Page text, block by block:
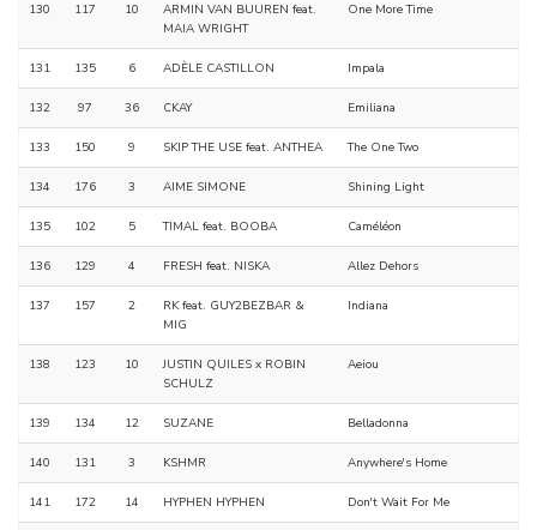
130 117 10
ARMIN VAN BUUREN feat.
MAIA WRIGHT
One More Time
131 135 6 ADÈLE CASTILLON Impala
132 97 36 CKAY Emiliana
133 150 9 SKIP THE USE feat. ANTHEA The One Two
134 176 3 AIME SIMONE Shining Light
135 102 5 TIMAL feat. BOOBA Caméléon
136 129 4 FRESH feat. NISKA Allez Dehors
137 157 2
RK feat. GUY2BEZBAR &
MIG
Indiana
138 123 10
JUSTIN QUILES x ROBIN
SCHULZ
Aeiou
139 134 12 SUZANE Belladonna
140 131 3 KSHMR Anywhere's Home
141 172 14 HYPHEN HYPHEN Don't Wait For Me